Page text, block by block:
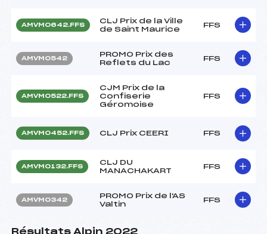
AMVM0642.FFS
CLJ Prix de la Ville
de Saint Maurice
FFS
AMVM0542
PROMO Prix des
Reflets du Lac
FFS
AMVM0522.FFS
CJM Prix de la
Confiserie
Géromoise
FFS
AMVM0452.FFS CLJ Prix CEERI FFS
AMVM0132.FFS
CLJ DU
MANACHAKART
FFS
AMVM0342
PROMO Prix de l'AS
Valtin
FFS
Résultats Alpin 2022